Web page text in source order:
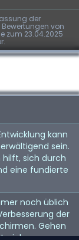
der
von
zum 23.04.2025
kann
sein.
hilft, sich durch
eine fundierte
noch üblich
der
Gehen
zu